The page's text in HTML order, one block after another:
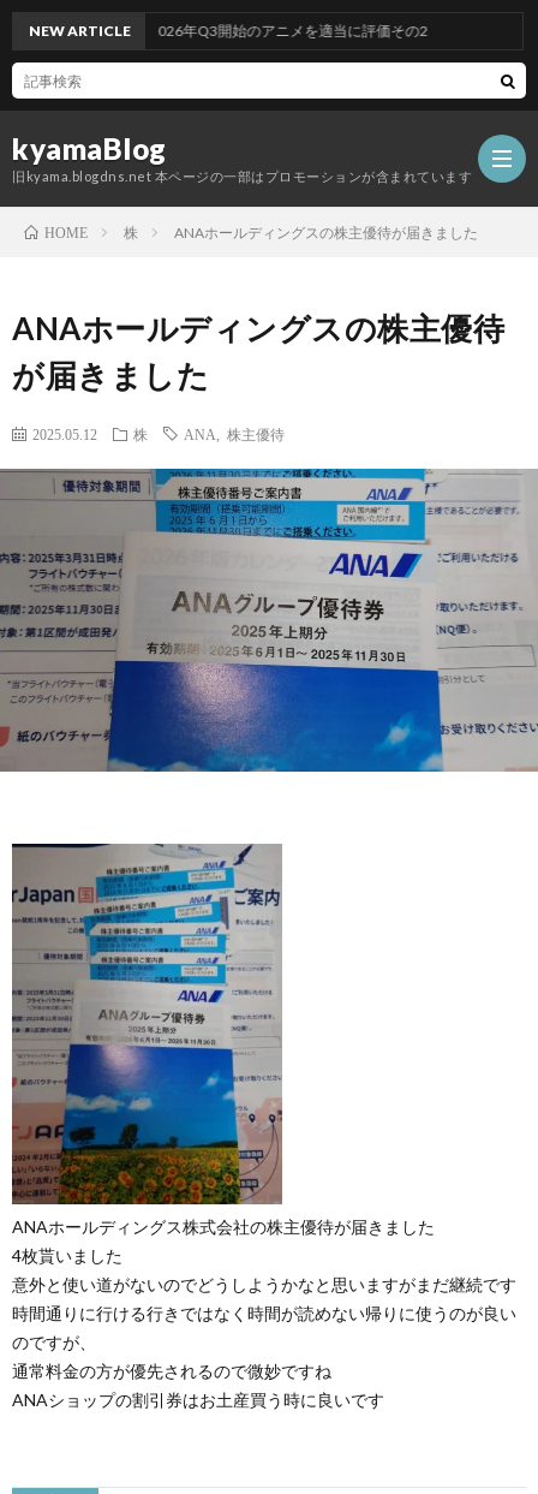
kyamaBlog
旧kyama.blogdns.net 本ページの一部はプロモーションが含まれています
NEW ARTICLE2026年Q3開始のアニメを適当に評価その2
HOME 株 ANAホールディングスの株主優待が届きました
ANAホールディングスの株主優待
が届きました
2025.05.12 株 ANA 株主優待
ANAホールディングス株式会社の株主優待が届きました
4枚貰いました
意外と使い道がないのでどうしようかなと思いますがまだ継続です
時間通りに行ける行きではなく時間が読めない帰りに使うのが良い
のですが、
通常料金の方が優先されるので微妙ですね
ANAショップの割引券はお土産買う時に良いです